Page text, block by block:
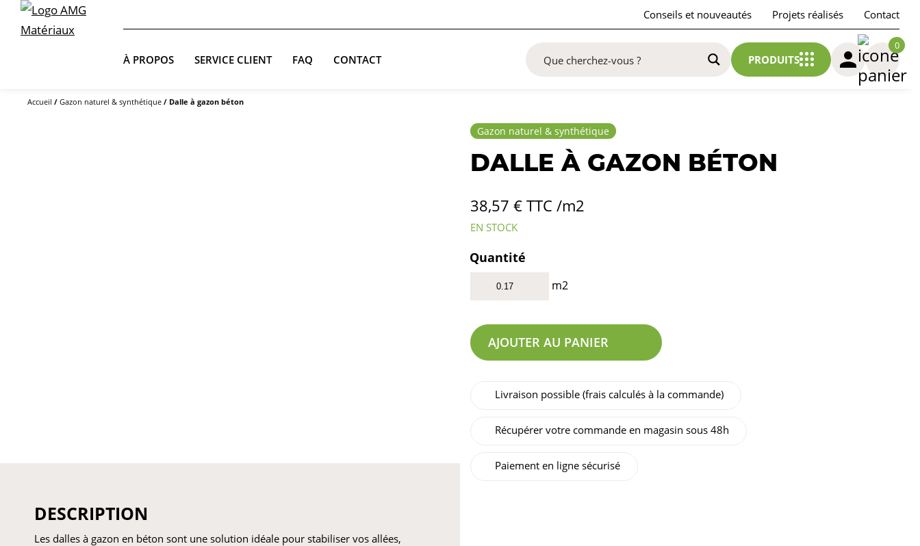
Conseils et nouveautés Projets réalisés Contact
À PROPOS SERVICE CLIENT FAQ CONTACT PRODUITS
0
Accueil / Gazon naturel & synthétique / Dalle à gazon béton
Gazon naturel & synthétique
DALLE À GAZON BÉTON
38,57 € TTC /m2
EN STOCK
Quantité
m2
AJOUTER AU PANIER
Livraison possible (frais calculés à la commande)
Récupérer votre commande en magasin sous 48h
Paiement en ligne sécurisé
DESCRIPTION
Les dalles à gazon en béton sont une solution idéale pour stabiliser vos allées,